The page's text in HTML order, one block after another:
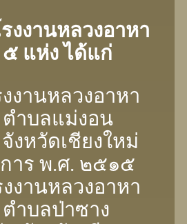
งงานหลวงอาหา
๕ แห่ง ได้แก่
นหลวงอาหา
ตําบลแม่งอน
งหวัดเชียงใหม่
าร พ.ศ. ๒๕๑๕
นหลวงอาหา
ตําบลป่าซาง